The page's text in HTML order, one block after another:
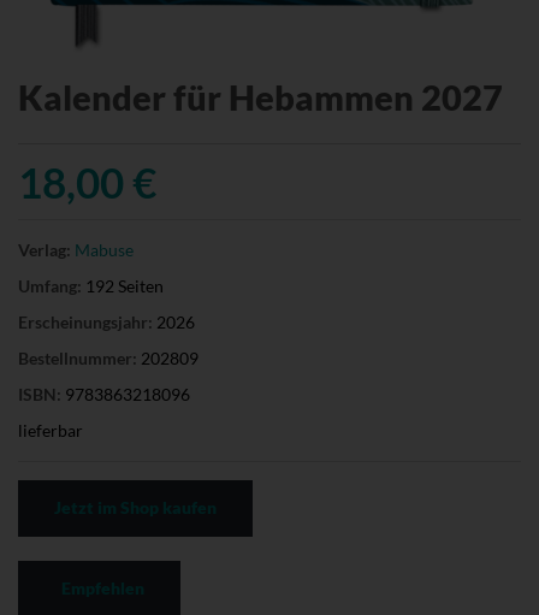
Kalender für Hebammen 2027
18,00 €
Verlag: Mabuse
Umfang: 192 Seiten
Erscheinungsjahr: 2026
Bestellnummer: 202809
ISBN: 9783863218096
lieferbar